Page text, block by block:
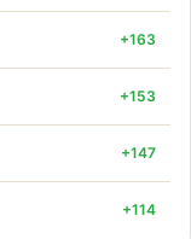
+163
+153
+147
+114